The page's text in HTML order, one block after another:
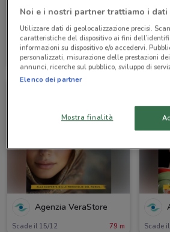
Agenzia VeraStore
Scade il 15/12 79 m Scade
Agenzia VeraStore
Scade il 15/12 79 m Scade
Noi e i nostri partner trattiamo i
Utilizzare dati di geolocalizzazione precisi.
caratteristiche del dispositivo ai fini
informazioni su dispositivo e/o accedervi.
personalizzati, misurazione delle prestazioni
annunci, ricerche sul pubblico, sviluppo di
Elenco dei partner
Mostra finalità